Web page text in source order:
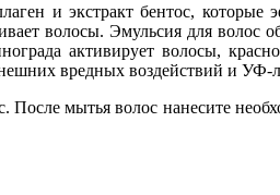
и экстракт бентос,
волосы. Эмульсия для
активирует волосы,
вредных воздействий и УФ-
мытья волос нанесите